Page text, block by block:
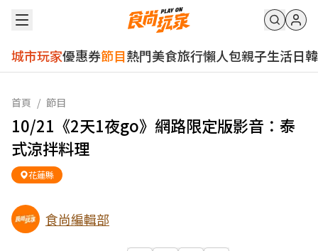
城市玩家優惠券節目熱門美食旅行懶人包親子生活日韓
首頁 / 節目
10/21《2天1夜go》網路限定版影音：泰
式涼拌料理
花蓮縣
食尚編輯部